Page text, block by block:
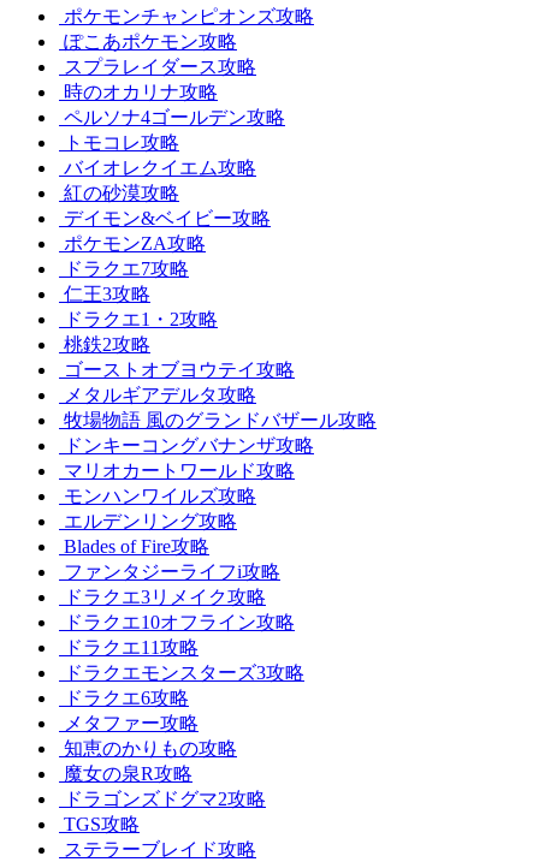
ポケモンチャンピオンズ攻略
ぽこあポケモン攻略
スプラレイダース攻略
時のオカリナ攻略
ペルソナ4ゴールデン攻略
トモコレ攻略
バイオレクイエム攻略
紅の砂漠攻略
デイモン&ベイビー攻略
ポケモンZA攻略
ドラクエ7攻略
仁王3攻略
ドラクエ1・2攻略
桃鉄2攻略
ゴーストオブヨウテイ攻略
メタルギアデルタ攻略
牧場物語 風のグランドバザール攻略
ドンキーコングバナンザ攻略
マリオカートワールド攻略
モンハンワイルズ攻略
エルデンリング攻略
Blades of Fire攻略
ファンタジーライフi攻略
ドラクエ3リメイク攻略
ドラクエ10オフライン攻略
ドラクエ11攻略
ドラクエモンスターズ3攻略
ドラクエ6攻略
メタファー攻略
知恵のかりもの攻略
魔女の泉R攻略
ドラゴンズドグマ2攻略
TGS攻略
ステラーブレイド攻略